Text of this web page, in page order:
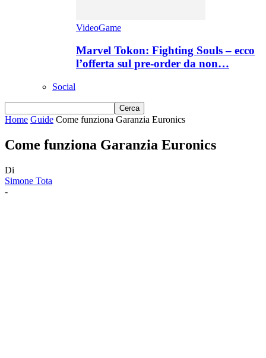
VideoGame
Marvel Tokon: Fighting Souls – ecco
l’offerta sul pre-order da non…
Social
Home Guide Come funziona Garanzia Euronics
Come funziona Garanzia Euronics
Di
Simone Tota
-